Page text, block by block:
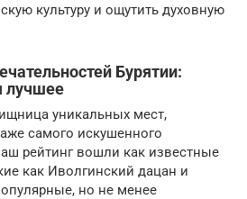
культуру и ощутить духовную
Бурятии:
лучшее
уникальных мест,
самого искушенного
рейтинг вошли как известные
как Иволгинский дацан и
но не менее